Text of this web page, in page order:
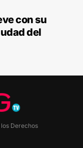
con su
del
Derechos